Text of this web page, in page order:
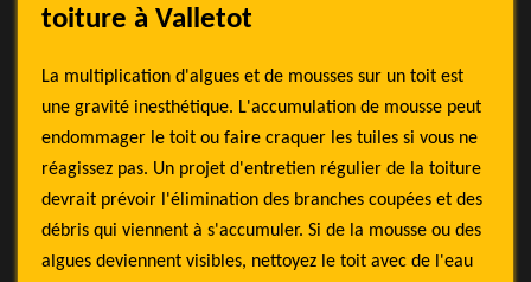
toiture à Valletot
La multiplication d'algues et de mousses sur un toit est
une gravité inesthétique. L'accumulation de mousse peut
endommager le toit ou faire craquer les tuiles si vous ne
réagissez pas. Un projet d'entretien régulier de la toiture
devrait prévoir l'élimination des branches coupées et des
débris qui viennent à s'accumuler. Si de la mousse ou des
algues deviennent visibles, nettoyez le toit avec de l'eau